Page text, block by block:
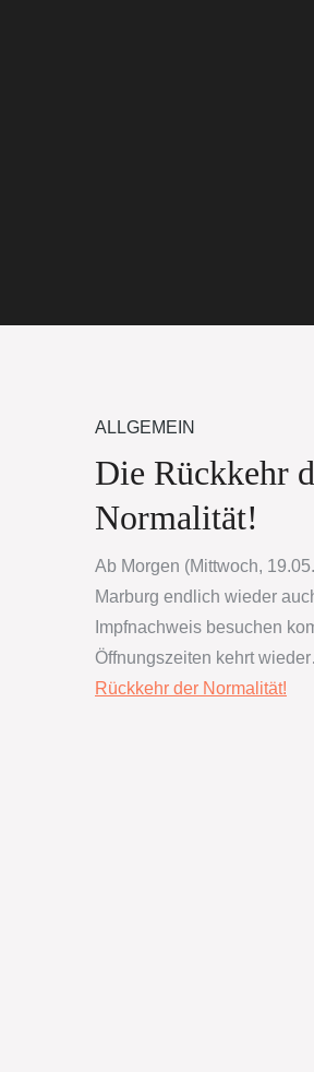
ALLGEMEIN
Die Rückkehr
Normalität!
Ab Morgen (Mittwoch,
Marburg endlich wieder
Impfnachweis besuchen
Öffnungszeiten kehrt
Rückkehr der Normalität!